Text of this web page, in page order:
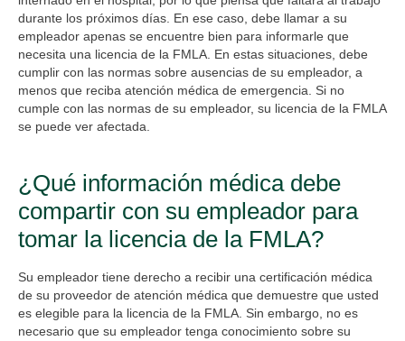
durante los próximos días. En ese caso, debe llamar a su
empleador apenas se encuentre bien para informarle que
necesita una licencia de la FMLA. En estas situaciones, debe
cumplir con las normas sobre ausencias de su empleador, a
menos que reciba atención médica de emergencia. Si no
cumple con las normas de su empleador, su licencia de la FMLA
se puede ver afectada.
¿Qué información médica debe
compartir con su empleador para
tomar la licencia de la FMLA?
Su empleador tiene derecho a recibir una certificación médica
de su proveedor de atención médica que demuestre que usted
es elegible para la licencia de la FMLA. Sin embargo, no es
necesario que su empleador tenga conocimiento sobre su